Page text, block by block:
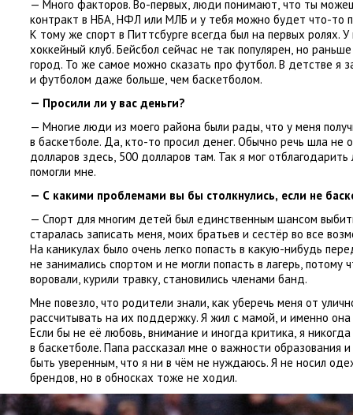
— Много факторов. Во-первых, люди понимают, что ты
контракт в НБА, НФЛ или МЛБ и у тебя можно будет что-то
К тому же спорт в Питтсбурге всегда был на первых ролях. У
хоккейный клуб. Бейсбол сейчас не так популярен, но
город. То же самое можно сказать про футбол. В детстве я
и футболом даже больше, чем баскетболом.
— Просили ли у вас деньги?
— Многие люди из моего района были рады, что у меня
в баскетболе. Да, кто-то просил денег. Обычно речь шла не
долларов здесь, 500 долларов там. Так я мог
помогли мне.
— С какими проблемами вы бы столкнулись, если не
— Спорт для многим детей был единственным шансом
старалась записать меня, моих братьев и сестёр во все
На каникулах было очень легко попасть в какую-нибудь
не занимались спортом и не могли попасть в лагерь, потому
воровали, курили травку, становились членами банд.
Мне повезло, что родители знали, как уберечь меня от
рассчитывать на их поддержку. Я жил с мамой, и именно она
Если бы не её любовь, внимание и иногда критика, я
в баскетболе. Папа рассказал мне о важности образования
быть уверенным, что я ни в чём не нуждаюсь. Я не носил
брендов, но в обносках тоже не ходил.